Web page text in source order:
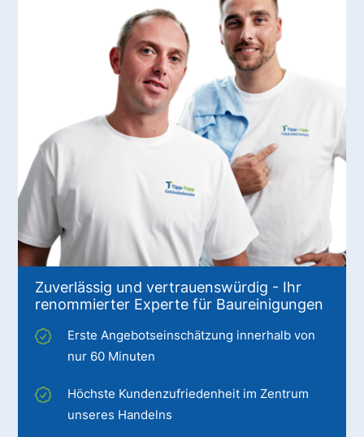
Zuverlässig und vertrauenswürdig - Ihr
renommierter Experte für Baureinigungen
Erste Angebotseinschätzung innerhalb von
nur 60 Minuten
Höchste Kundenzufriedenheit im Zentrum
unseres Handelns